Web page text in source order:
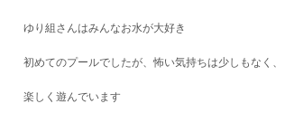
ゆり組さんはみんなお水が大好き
初めてのプールでしたが、怖い気持ちは少しもなく、
楽しく遊んでいます